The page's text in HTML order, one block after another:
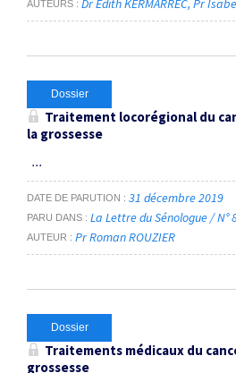
AUTEURS Dr Edith KERMARREC Pr
Dossier
Traitement locorégional du
la grossesse
...
DATE DE PARUTION 31 décembre 2019
PARU DANS La Lettre du Sénologue / N°
AUTEUR Pr Roman ROUZIER
Dossier
Traitements médicaux du
grossesse